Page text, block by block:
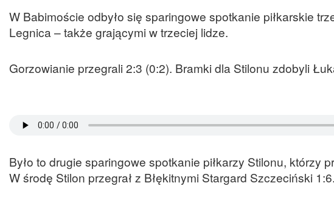
W Babimoście odbyło się sparingowe spotkanie piłkarskie
Legnica – także grającymi w trzeciej lidze.
Gorzowianie przegrali 2:3 (0:2). Bramki dla Stilonu zdobyli
Było to drugie sparingowe spotkanie piłkarzy Stilonu, którzy
W środę Stilon przegrał z Błękitnymi Stargard Szczeciński 1:6.